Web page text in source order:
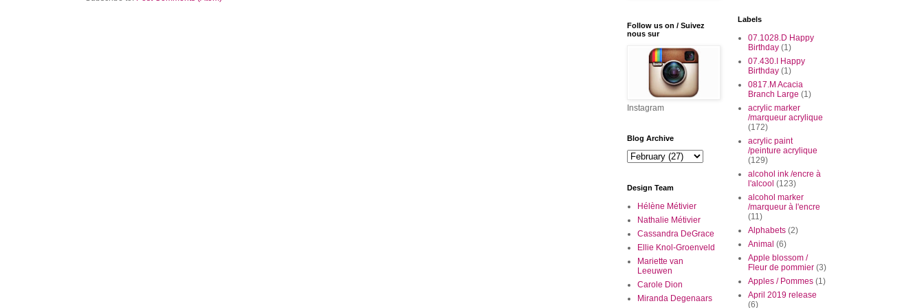
Follow us on / Suivez
nous sur
Instagram
Blog Archive
Design Team
Hélène Métivier
Nathalie Métivier
Cassandra DeGrace
Ellie Knol-Groenveld
Mariette van
Leeuwen
Carole Dion
Miranda Degenaars
Labels
07.1028.D Happy
Birthday (1)
07.430.I Happy
Birthday (1)
0817.M Acacia
Branch Large (1)
acrylic marker
/marqueur acrylique
(172)
acrylic paint
/peinture acrylique
(129)
alcohol ink /encre à
l'alcool (123)
alcohol marker
/marqueur à l'encre
(11)
Alphabets (2)
Animal (6)
Apple blossom /
Fleur de pommier (3)
Apples / Pommes (1)
April 2019 release
(6)